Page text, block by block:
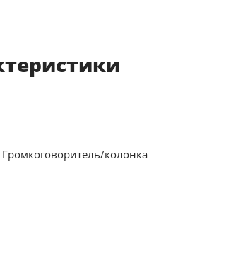
Громкоговоритель/колонка